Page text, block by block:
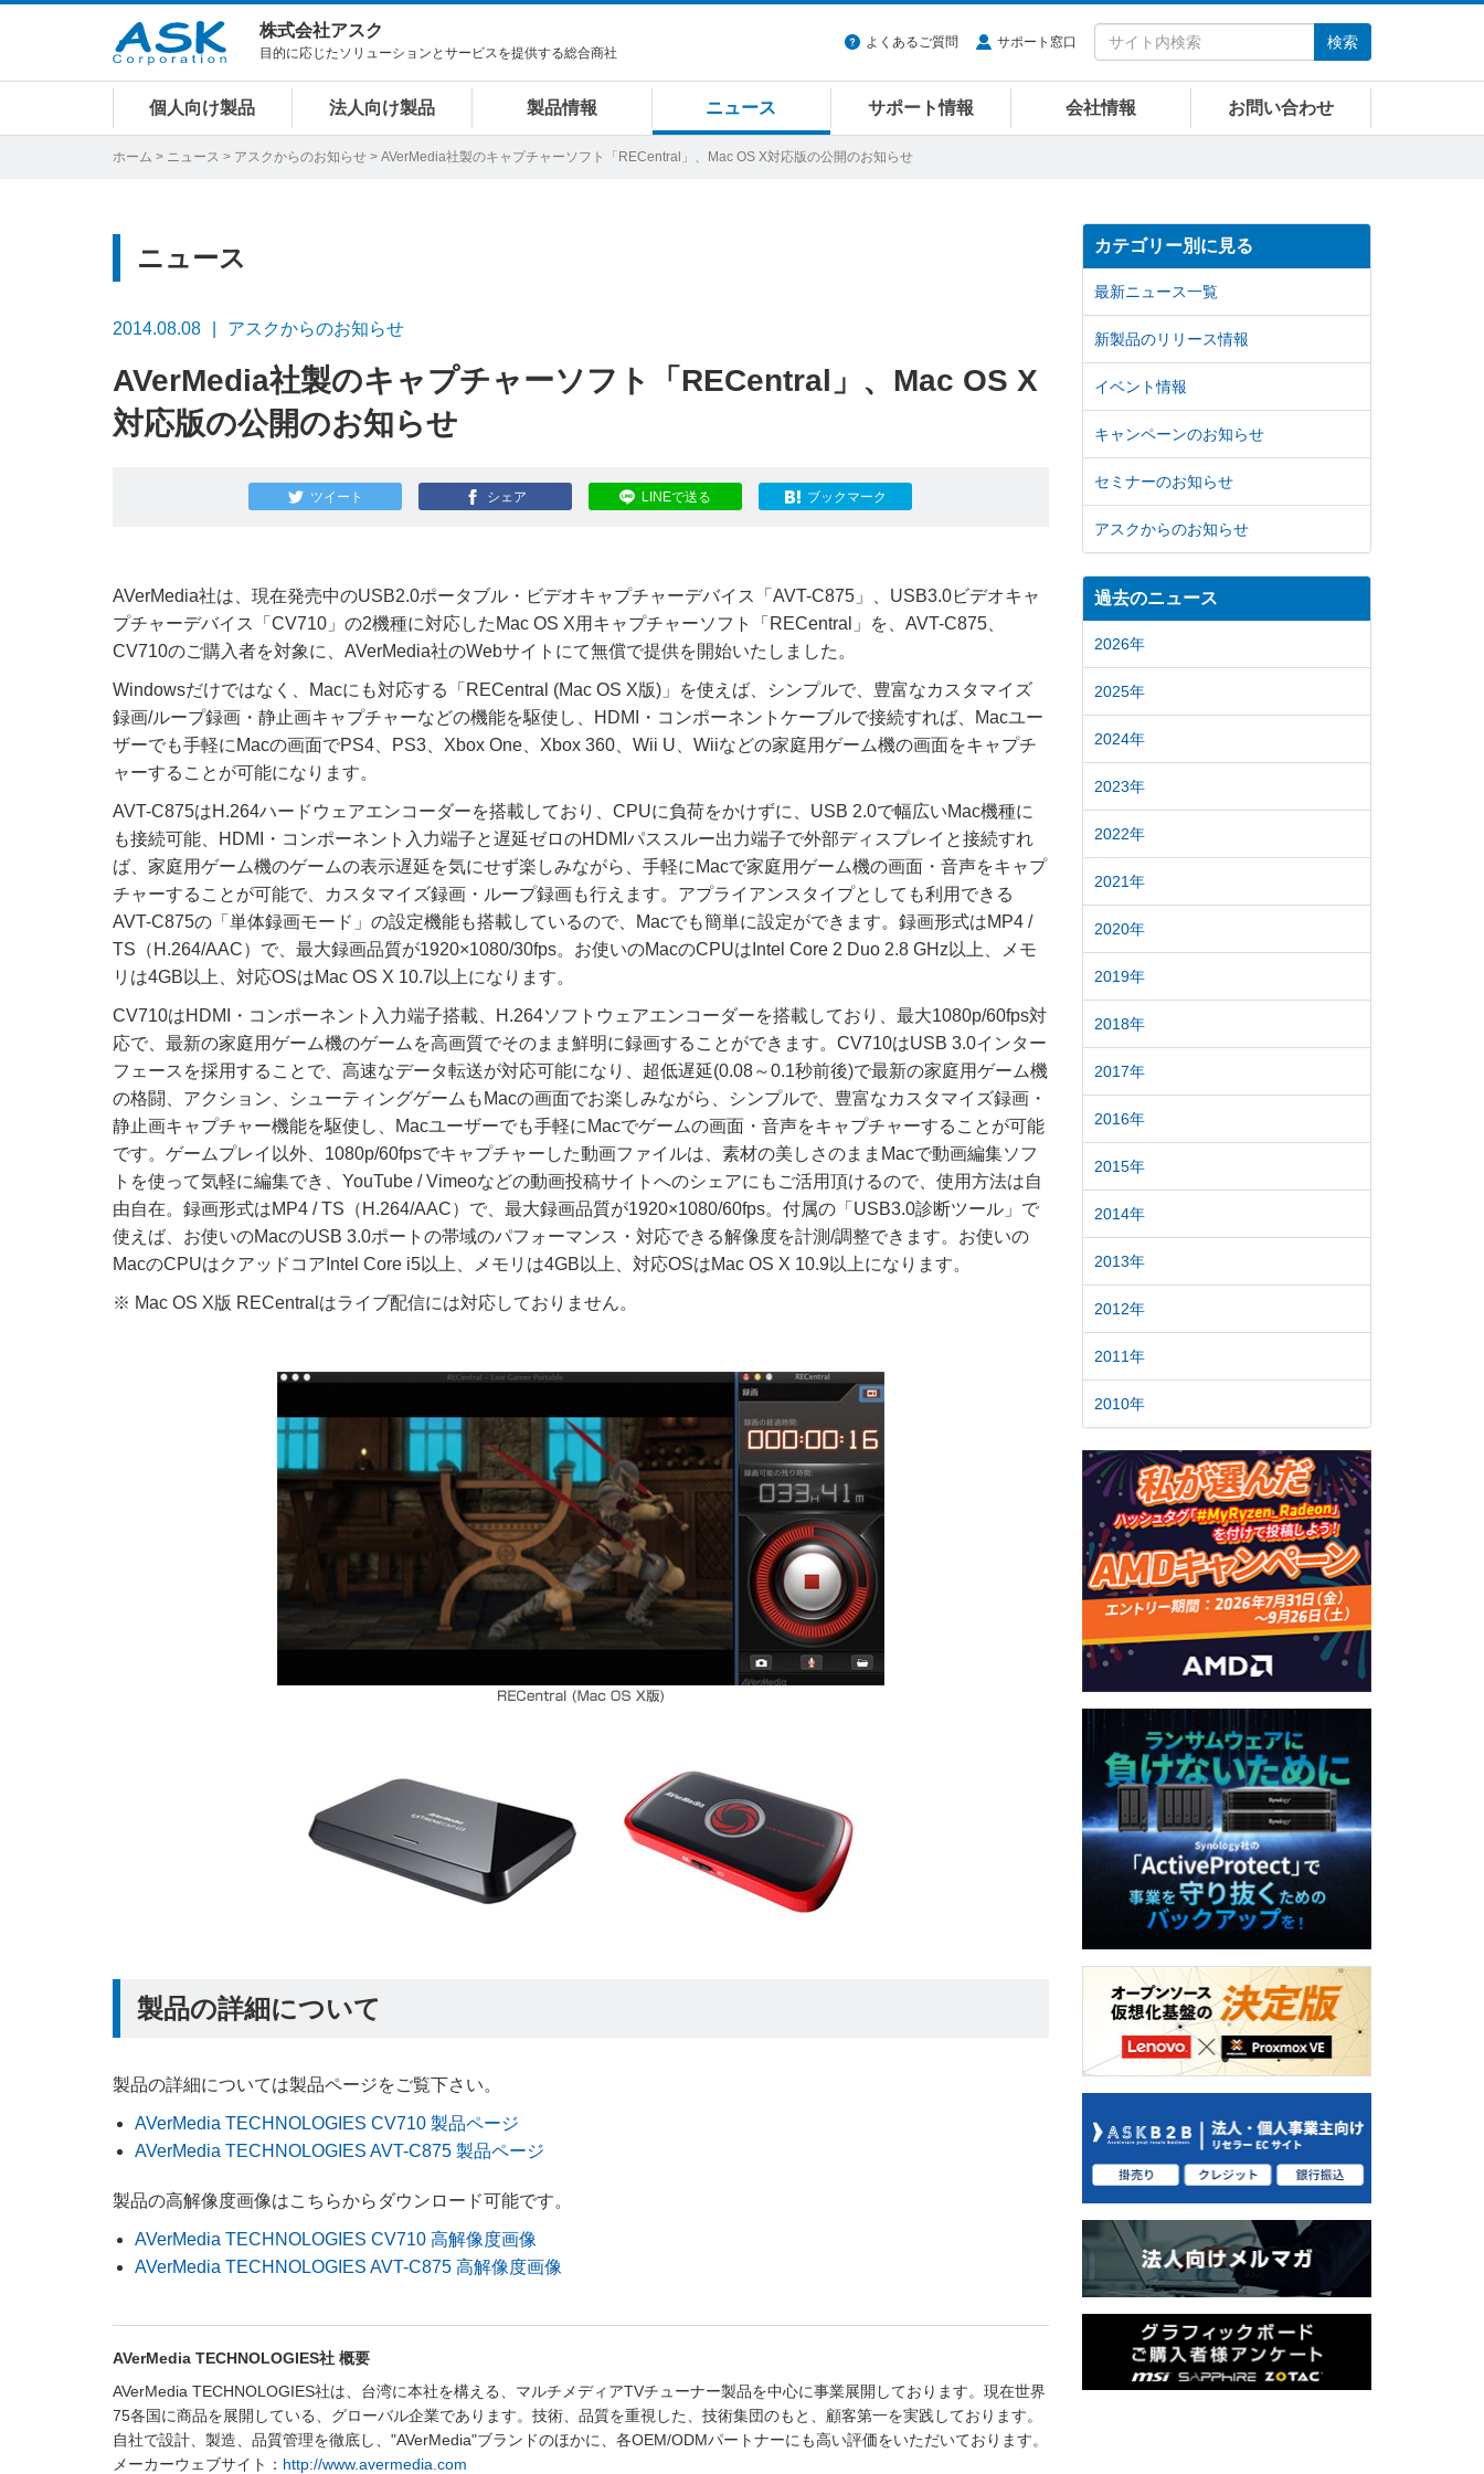
株式会社アスク
目的に応じたソリューションとサービスを提供する総合商社
よくあるご質問 サポート窓口 検索
個人向け製品 法人向け製品 製品情報 ニュース サポート情報 会社情報 お問い合わせ
ホーム > ニュース > アスクからのお知らせ > AVerMedia社製のキャプチャーソフト「RECentral」、Mac OS X対応版の公開のお知らせ
ニュース
2014.08.08 アスクからのお知らせ
AVerMedia社製のキャプチャーソフト「RECentral」、Mac OS X
対応版の公開のお知らせ
ツイート シェア LINEで送る ブックマーク
AVerMedia社は、現在発売中のUSB2.0ポータブル・ビデオキャプチャーデバイス「AVT-C875」、USB3.0ビデオキャ
プチャーデバイス「CV710」の2機種に対応したMac OS X用キャプチャーソフト「RECentral」を、AVT-C875、
CV710のご購入者を対象に、AVerMedia社のWebサイトにて無償で提供を開始いたしました。
Windowsだけではなく、Macにも対応する「RECentral (Mac OS X版)」を使えば、シンプルで、豊富なカスタマイズ
録画/ループ録画・静止画キャプチャーなどの機能を駆使し、HDMI・コンポーネントケーブルで接続すれば、Macユー
ザーでも手軽にMacの画面でPS4、PS3、Xbox One、Xbox 360、Wii U、Wiiなどの家庭用ゲーム機の画面をキャプチ
ャーすることが可能になります。
AVT-C875はH.264ハードウェアエンコーダーを搭載しており、CPUに負荷をかけずに、USB 2.0で幅広いMac機種に
も接続可能、HDMI・コンポーネント入力端子と遅延ゼロのHDMIパススルー出力端子で外部ディスプレイと接続すれ
ば、家庭用ゲーム機のゲームの表示遅延を気にせず楽しみながら、手軽にMacで家庭用ゲーム機の画面・音声をキャプ
チャーすることが可能で、カスタマイズ録画・ループ録画も行えます。アプライアンスタイプとしても利用できる
AVT-C875の「単体録画モード」の設定機能も搭載しているので、Macでも簡単に設定ができます。録画形式はMP4 /
TS（H.264/AAC）で、最大録画品質が1920×1080/30fps。お使いのMacのCPUはIntel Core 2 Duo 2.8 GHz以上、メモ
リは4GB以上、対応OSはMac OS X 10.7以上になります。
CV710はHDMI・コンポーネント入力端子搭載、H.264ソフトウェアエンコーダーを搭載しており、最大1080p/60fps対
応で、最新の家庭用ゲーム機のゲームを高画質でそのまま鮮明に録画することができます。CV710はUSB 3.0インター
フェースを採用することで、高速なデータ転送が対応可能になり、超低遅延(0.08～0.1秒前後)で最新の家庭用ゲーム機
の格闘、アクション、シューティングゲームもMacの画面でお楽しみながら、シンプルで、豊富なカスタマイズ録画・
静止画キャプチャー機能を駆使し、Macユーザーでも手軽にMacでゲームの画面・音声をキャプチャーすることが可能
です。ゲームプレイ以外、1080p/60fpsでキャプチャーした動画ファイルは、素材の美しさのままMacで動画編集ソフ
トを使って気軽に編集でき、YouTube / Vimeoなどの動画投稿サイトへのシェアにもご活用頂けるので、使用方法は自
由自在。録画形式はMP4 / TS（H.264/AAC）で、最大録画品質が1920×1080/60fps。付属の「USB3.0診断ツール」で
使えば、お使いのMacのUSB 3.0ポートの帯域のパフォーマンス・対応できる解像度を計測/調整できます。お使いの
MacのCPUはクアッドコアIntel Core i5以上、メモリは4GB以上、対応OSはMac OS X 10.9以上になります。
※ Mac OS X版 RECentralはライブ配信には対応しておりません。
製品の詳細について
製品の詳細については製品ページをご覧下さい。
AVerMedia TECHNOLOGIES CV710 製品ページ
AVerMedia TECHNOLOGIES AVT-C875 製品ページ
製品の高解像度画像はこちらからダウンロード可能です。
AVerMedia TECHNOLOGIES CV710 高解像度画像
AVerMedia TECHNOLOGIES AVT-C875 高解像度画像
AVerMedia TECHNOLOGIES社 概要
AVerMedia TECHNOLOGIES社は、台湾に本社を構える、マルチメディアTVチューナー製品を中心に事業展開しております。現在世界
75各国に商品を展開している、グローバル企業であります。技術、品質を重視した、技術集団のもと、顧客第一を実践しております。
自社で設計、製造、品質管理を徹底し、"AVerMedia"ブランドのほかに、各OEM/ODMパートナーにも高い評価をいただいております。
メーカーウェブサイト： http://www.avermedia.com
カテゴリー別に見る
最新ニュース一覧
新製品のリリース情報
イベント情報
キャンペーンのお知らせ
セミナーのお知らせ
アスクからのお知らせ
過去のニュース
2026年
2025年
2024年
2023年
2022年
2021年
2020年
2019年
2018年
2017年
2016年
2015年
2014年
2013年
2012年
2011年
2010年